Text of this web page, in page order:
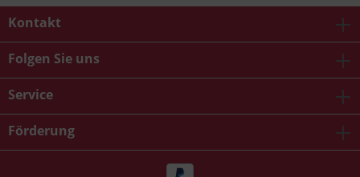
Kontakt
Folgen Sie uns
Service
Förderung